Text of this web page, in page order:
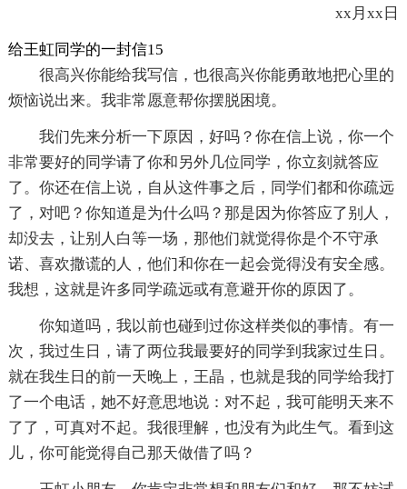
xx月xx日
给王虹同学的一封信15
很高兴你能给我写信，也很高兴你能勇敢地把心里的
烦恼说出来。我非常愿意帮你摆脱困境。
我们先来分析一下原因，好吗？你在信上说，你一个
非常要好的同学请了你和另外几位同学，你立刻就答应
了。你还在信上说，自从这件事之后，同学们都和你疏远
了，对吧？你知道是为什么吗？那是因为你答应了别人，
却没去，让别人白等一场，那他们就觉得你是个不守承
诺、喜欢撒谎的人，他们和你在一起会觉得没有安全感。
我想，这就是许多同学疏远或有意避开你的原因了。
你知道吗，我以前也碰到过你这样类似的事情。有一
次，我过生日，请了两位我最要好的同学到我家过生日。
就在我生日的前一天晚上，王晶，也就是我的同学给我打
了一个电话，她不好意思地说：对不起，我可能明天来不
了了，可真对不起。我很理解，也没有为此生气。看到这
儿，你可能觉得自己那天做借了吗？